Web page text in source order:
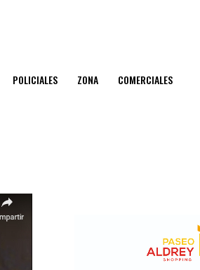
POLICIALES ZONA COMERCIALES